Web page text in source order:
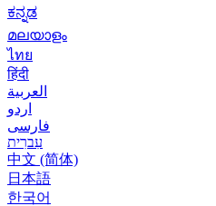
ಕನ್ನಡ
മലയാളം
ไทย
हिंदी
العربية
اردو
فارسی
עִברִית
中文 (简体)
日本語
한국어